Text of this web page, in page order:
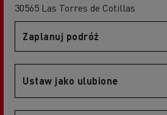
30565 Las Torres de Cotillas
Zaplanuj podróż
Ustaw jako ulubione